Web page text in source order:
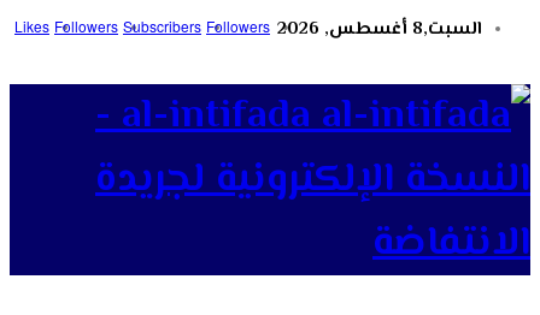
Likes Followers Subscribers Followers السبت,8 أغسطس, 2026
al-intifada -
النسخة الإلكترونية لجريدة
الانتفاضة